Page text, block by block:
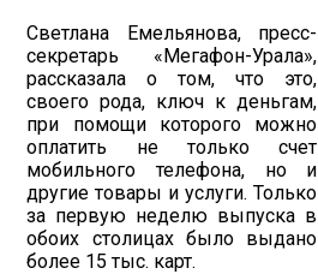
Светлана Емельянова, пресс-
секретарь «Мегафон-Урала»,
рассказала о том, что это,
своего рода, ключ к деньгам,
при помощи которого можно
оплатить не только счет
мобильного телефона, но и
другие товары и услуги. Только
за первую неделю выпуска в
обоих столицах было выдано
более 15 тыс. карт.